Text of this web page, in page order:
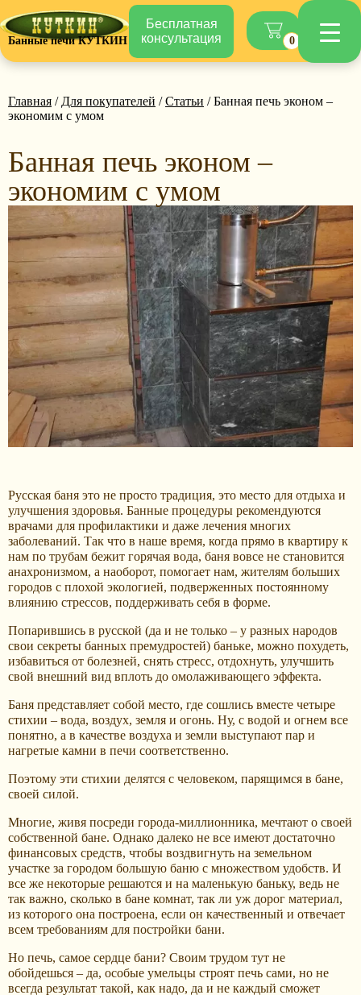
Банные печи КУТКИН
Бесплатная
консультация
0
Главная / Для покупателей /Статьи / Банная печь эконом –
экономим с умом
Банная печь эконом –
экономим с умом
Русская баня это не просто традиция, это место для отдыха и
улучшения здоровья. Банные процедуры рекомендуются
врачами для профилактики и даже лечения многих
заболеваний. Так что в наше время, когда прямо в квартиру к
нам по трубам бежит горячая вода, баня вовсе не становится
анахронизмом, а наоборот, помогает нам, жителям больших
городов с плохой экологией, подверженных постоянному
влиянию стрессов, поддерживать себя в форме.
Попарившись в русской (да и не только – у разных народов
свои секреты банных премудростей) баньке, можно похудеть,
избавиться от болезней, снять стресс, отдохнуть, улучшить
свой внешний вид вплоть до омолаживающего эффекта.
Баня представляет собой место, где сошлись вместе четыре
стихии – вода, воздух, земля и огонь. Ну, с водой и огнем все
понятно, а в качестве воздуха и земли выступают пар и
нагретые камни в печи соответственно.
Поэтому эти стихии делятся с человеком, парящимся в бане,
своей силой.
Многие, живя посреди города-миллионника, мечтают о своей
собственной бане. Однако далеко не все имеют достаточно
финансовых средств, чтобы воздвигнуть на земельном
участке за городом большую баню с множеством удобств. И
все же некоторые решаются и на маленькую баньку, ведь не
так важно, сколько в бане комнат, так ли уж дорог материал,
из которого она построена, если он качественный и отвечает
всем требованиям для постройки бани.
Но печь, самое сердце бани? Своим трудом тут не
обойдешься – да, особые умельцы строят печь сами, но не
всегда результат такой, как надо, да и не каждый сможет